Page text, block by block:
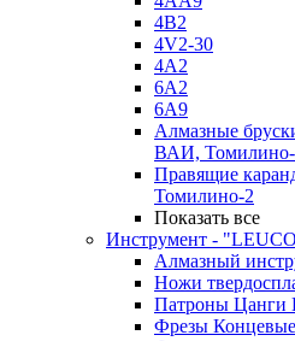
4B2
4V2-30
4А2
6A2
6A9
Алмазные
ВАИ,
Правящие
Томилино-2
Показать все
Инструмент -
Алмазный
Ножи
Патроны Цанги
Фрезы